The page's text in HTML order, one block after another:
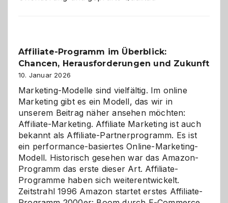
Affiliate-Programm im Überblick:
Chancen, Herausforderungen und Zukunft
10. Januar 2026
Marketing-Modelle sind vielfältig. Im online
Marketing gibt es ein Modell, das wir in
unserem Beitrag näher ansehen möchten:
Affiliate-Marketing. Affiliate Marketing ist auch
bekannt als Affiliate-Partnerprogramm. Es ist
ein performance-basiertes Online-Marketing-
Modell. Historisch gesehen war das Amazon-
Programm das erste dieser Art. Affiliate-
Programme haben sich weiterentwickelt.
Zeitstrahl 1996 Amazon startet erstes Affiliate-